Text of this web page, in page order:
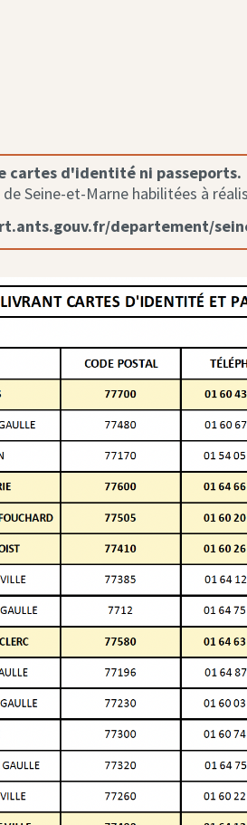
cartes d'identité ni passeports.
Seine-et-Marne habilitées à
departement/